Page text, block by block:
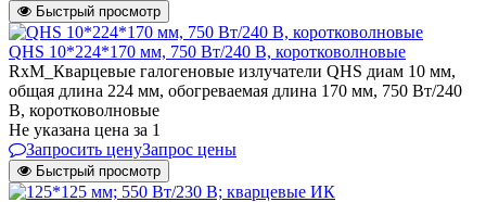
Быстрый просмотр
QHS 10*224*170 мм, 750 Вт/240 В, коротковолновые
RxM_Кварцевые галогеновые излучатели QHS диам 10 мм,
общая длина 224 мм, обогреваемая длина 170 мм, 750 Вт/240
В, коротковолновые
Не указана цена за 1
Запросить ценуЗапрос цены
Быстрый просмотр